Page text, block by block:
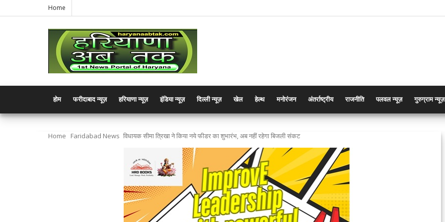
Home
होम फरीदाबाद न्यूज़ हरियाणा न्यूज़ इंडिया न्यूज़ दिल्ली न्यूज़ खेल हेल्थ मनोरंजन अंतर्राष्ट्रीय राजनीति पलवल न्यूज़ गुरुग्राम न्यूज़
Home Faridabad News विधायक सीमा त्रिखा ने किया नये फीडर का शुभारंभ, अब नहीं रहेगा बिजली संकट